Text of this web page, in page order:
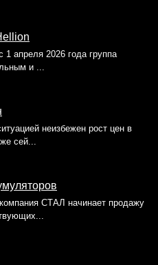
апреля 2026 года группа
и ...
неизбежен рост цен в
сей...
СТАЛ начинает продажу